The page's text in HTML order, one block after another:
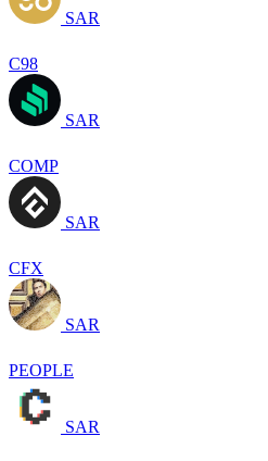
SAR
C98
SAR
COMP
SAR
CFX
SAR
PEOPLE
SAR